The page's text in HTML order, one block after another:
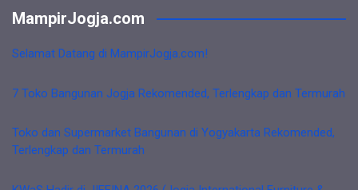
MampirJogja.com
Selamat Datang di MampirJogja.com!
7 Toko Bangunan Jogja Rekomended, Terlengkap dan Termurah
Toko dan Supermarket Bangunan di Yogyakarta Rekomended,
Terlengkap dan Termurah